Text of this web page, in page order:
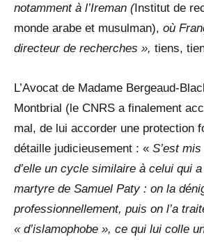
notamment à l’Ireman (Institut de
monde arabe et musulman), où
directeur de recherches », tiens,
L’Avocat de Madame Bergeaud-
Montbrial (le CNRS a finalement
mal, de lui accorder une protection
détaille judicieusement : « S’est
d’elle un cycle similaire à celui qui
martyre de Samuel Paty : on la
professionnellement, puis on l’a
« d’islamophobe », ce qui lui colle